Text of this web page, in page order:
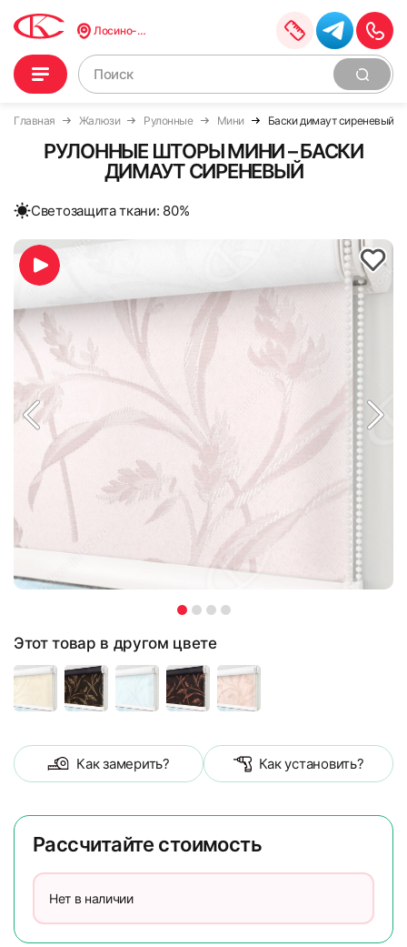
Лосино-Петровский
Главная Жалюзи Рулонные Мини Баски димаут сиреневый
РУЛОННЫЕ ШТОРЫ МИНИ – БАСКИ
ДИМАУТ СИРЕНЕВЫЙ
Cветозащита ткани: 80%
Этот товар в другом цвете
Как замерить? Как установить?
Рассчитайте стоимость
Нет в наличии